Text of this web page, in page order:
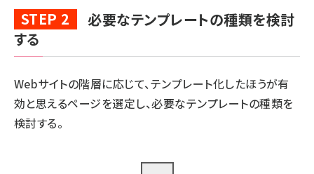
STEP 2
必要なテンプレートの種類を検討
する
Webサイトの階層に応じて、テンプレート化したほうが有
効と思えるページを選定し、必要なテンプレートの種類を
検討する。